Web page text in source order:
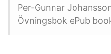
Per-Gunnar
Övningsbok ePub